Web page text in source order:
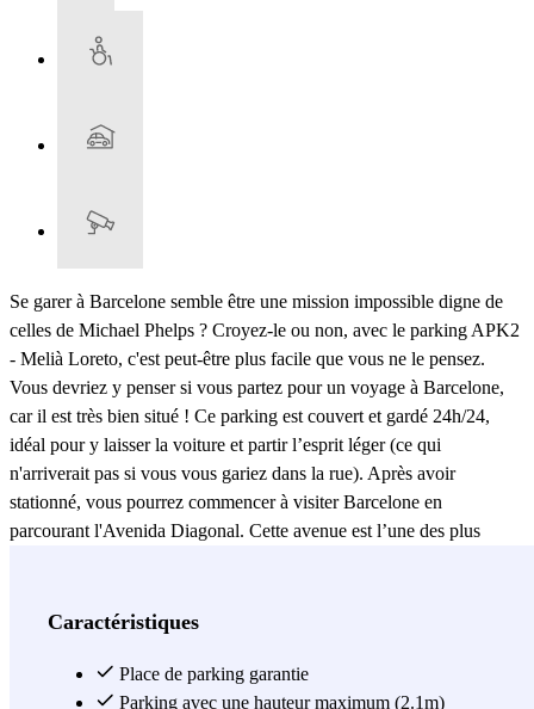
Se garer à Barcelone semble être une mission impossible digne de
celles de Michael Phelps ? Croyez-le ou non, avec le parking APK2
- Melià Loreto, c'est peut-être plus facile que vous ne le pensez.
Vous devriez y penser si vous partez pour un voyage à Barcelone,
car il est très bien situé ! Ce parking est couvert et gardé 24h/24,
idéal pour y laisser la voiture et partir l’esprit léger (ce qui
n'arriverait pas si vous vous gariez dans la rue). Après avoir
stationné, vous pourrez commencer à visiter Barcelone en
parcourant l'Avenida Diagonal. Cette avenue est l’une des plus
restaurants fait partie du planning, à moins que vous ne vouliez
vous n’aurez qu’à prendre la ligne de bus 34 dont vous trouverez
l’arrêt à 5 minutes à pied du parking et qui vous y emmènera en
Caractéristiques
Place de parking garantie
Parking avec une hauteur maximum (2.1m)